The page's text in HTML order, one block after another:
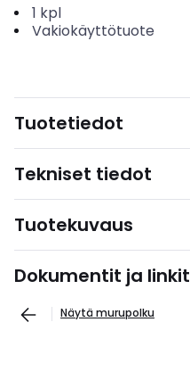
1 kpl
Vakiokäyttötuote
Tuotetiedot
Tekniset tiedot
Tuotekuvaus
Dokumentit ja linkit
Näytä murupolku